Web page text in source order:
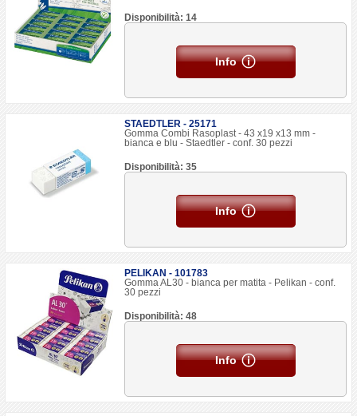
Disponibilità: 14
Info
STAEDTLER - 25171
Gomma Combi Rasoplast - 43 x19 x13 mm -
bianca e blu - Staedtler - conf. 30 pezzi
Disponibilità: 35
Info
PELIKAN - 101783
Gomma AL30 - bianca per matita - Pelikan - conf.
30 pezzi
Disponibilità: 48
Info